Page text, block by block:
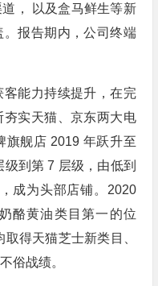
， 以及盒马鲜生等新
报告期内，公司终端
能力持续提升，在完
实天猫、京东两大电
旗舰店 2019 年跃升至
到第 7 层级，由低到
成为头部店铺。2020
酪黄油类目第一的位
得天猫芝士新类目、
俗战绩。